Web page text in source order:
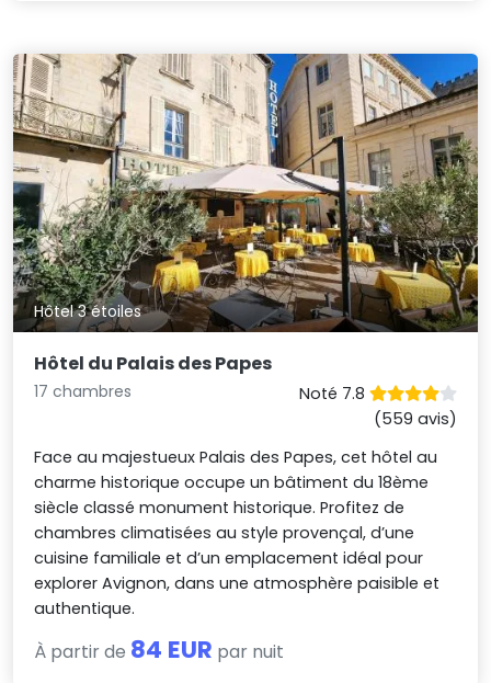
Hôtel 3 étoiles
Hôtel du Palais des Papes
17 chambres
Noté 7.8
(559 avis)
Face au majestueux Palais des Papes, cet hôtel au
charme historique occupe un bâtiment du 18ème
siècle classé monument historique. Profitez de
chambres climatisées au style provençal, d’une
cuisine familiale et d’un emplacement idéal pour
explorer Avignon, dans une atmosphère paisible et
authentique.
À partir de 84 EUR par nuit